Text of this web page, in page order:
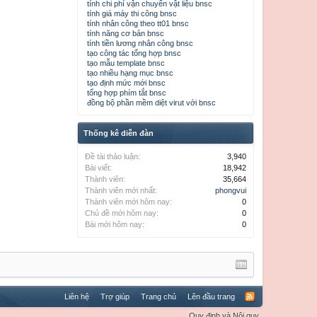
tính chi phí vận chuyển vật liệu bnsc
tính giá máy thi công bnsc
tính nhân công theo tt01 bnsc
tính năng cơ bản bnsc
tính tiền lương nhân công bnsc
tạo công tác tổng hợp bnsc
tạo mẫu template bnsc
tạo nhiều hạng mục bnsc
tạo định mức mới bnsc
tổng hợp phím tắt bnsc
đồng bộ phần mềm diệt virut với bnsc
Thống kê diễn đàn
Đề tài thảo luận:
3,940
Bài viết:
18,942
Thành viên:
35,664
Thành viên mới nhất:
phongvui
Thành viên mới hôm nay:
0
Chủ đề mới hôm nay:
0
Bài mới hôm nay:
0
Liên hệ Trợ giúp Trang chủ Lên đầu trang